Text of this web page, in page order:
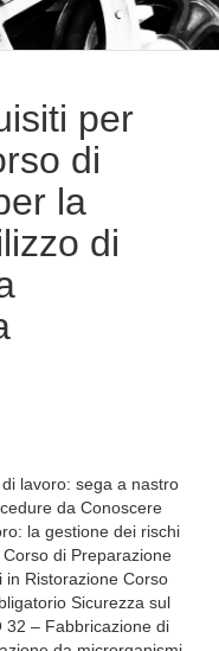
per
di
la
di
lavoro: sega a nastro
da Conoscere
la gestione dei rischi
di Preparazione
in Ristorazione Corso
Sicurezza sul
32 – Fabbricazione di